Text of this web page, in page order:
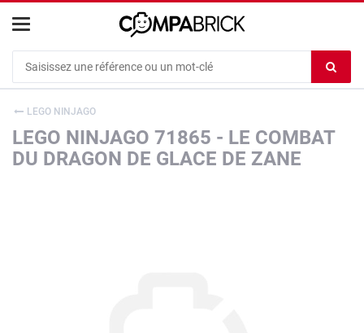
le
LEGO NINJAGO
LEGO NINJAGO 71865 - LE COMBAT
DU DRAGON DE GLACE DE ZANE
Cookies management panel